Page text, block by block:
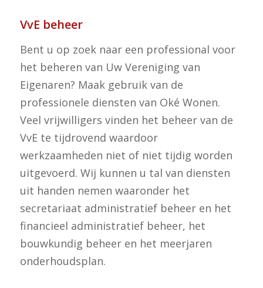
VvE beheer
Bent u op zoek naar een professional voor
het beheren van Uw Vereniging van
Eigenaren? Maak gebruik van de
professionele diensten van Oké Wonen.
Veel vrijwilligers vinden het beheer van de
VvE te tijdrovend waardoor
werkzaamheden niet of niet tijdig worden
uitgevoerd. Wij kunnen u tal van diensten
uit handen nemen waaronder het
secretariaat administratief beheer en het
financieel administratief beheer, het
bouwkundig beheer en het meerjaren
onderhoudsplan.